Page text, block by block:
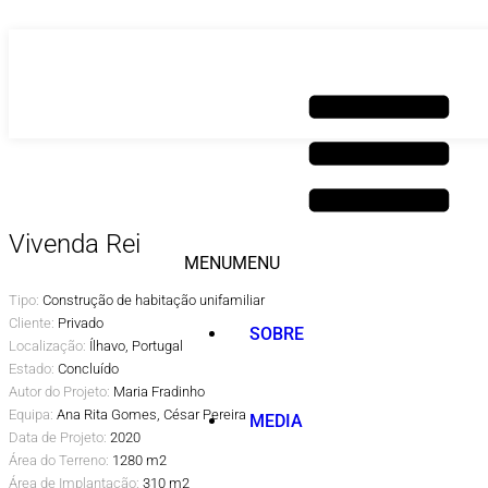
MENUMENU
SOBRE
MEDIA
Vivenda Rei
Tipo: Construção de habitação unifamiliar
Cliente: Privado
Localização: Ílhavo, Portugal
Estado: Concluído
Autor do Projeto: Maria Fradinho
Equipa: Ana Rita Gomes, César Pereira
Data de Projeto: 2020
Área do Terreno: 1280 m2
Área de Implantação: 310 m2